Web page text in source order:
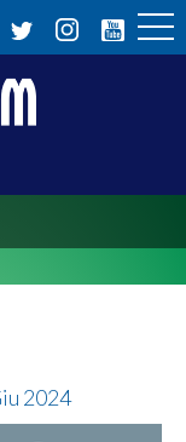
2024